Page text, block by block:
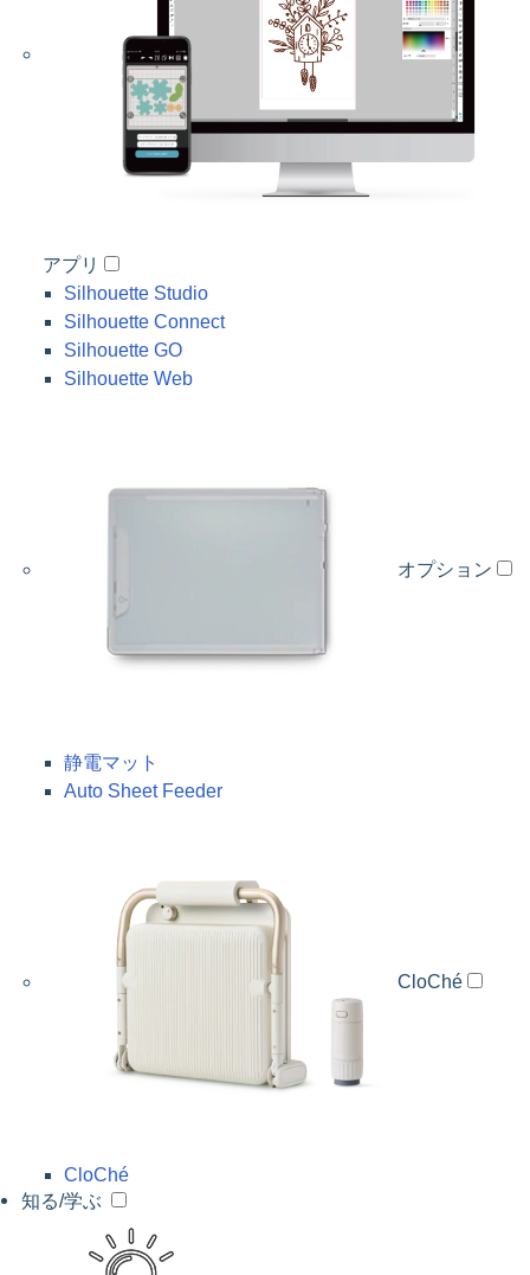
アプリ
Silhouette Studio
Silhouette Connect
Silhouette GO
Silhouette Web
オプション
静電マット
Auto Sheet Feeder
CloChé
CloChé
知る/学ぶ